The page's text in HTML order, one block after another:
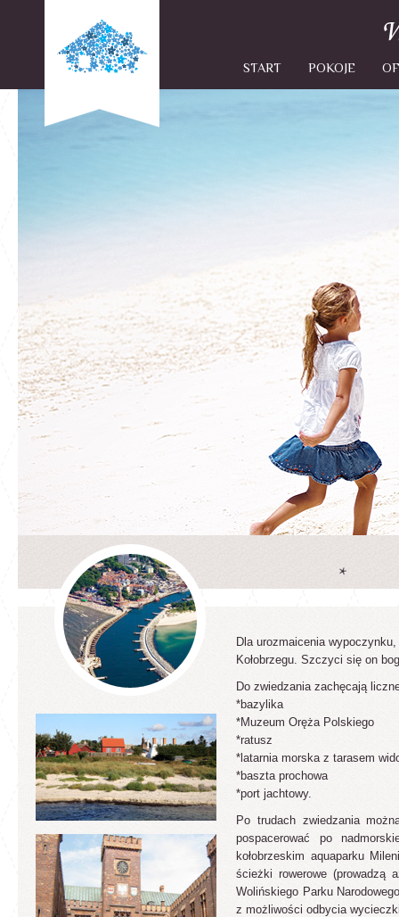
START POKOJE
Dla urozmaicenia
Kołobrzegu. Szczyci się on
Do zwiedzania zachęcają
*bazylika
*Muzeum Oręża Polskiego
*ratusz
*latarnia morska z tarasem
*baszta prochowa
*port jachtowy.
Po trudach zwiedzania
pospacerować po
kołobrzeskim aquaparku
ścieżki rowerowe (prowadzą
Wolińskiego Parku
z możliwości odbycia